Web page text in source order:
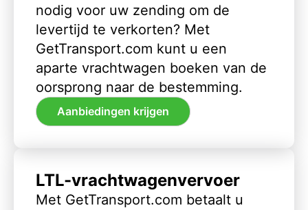
nodig voor uw zending om de
levertijd te verkorten? Met
GetTransport.com kunt u een
aparte vrachtwagen boeken van de
oorsprong naar de bestemming.
Aanbiedingen krijgen
LTL-vrachtwagenvervoer
Met GetTransport.com betaalt u